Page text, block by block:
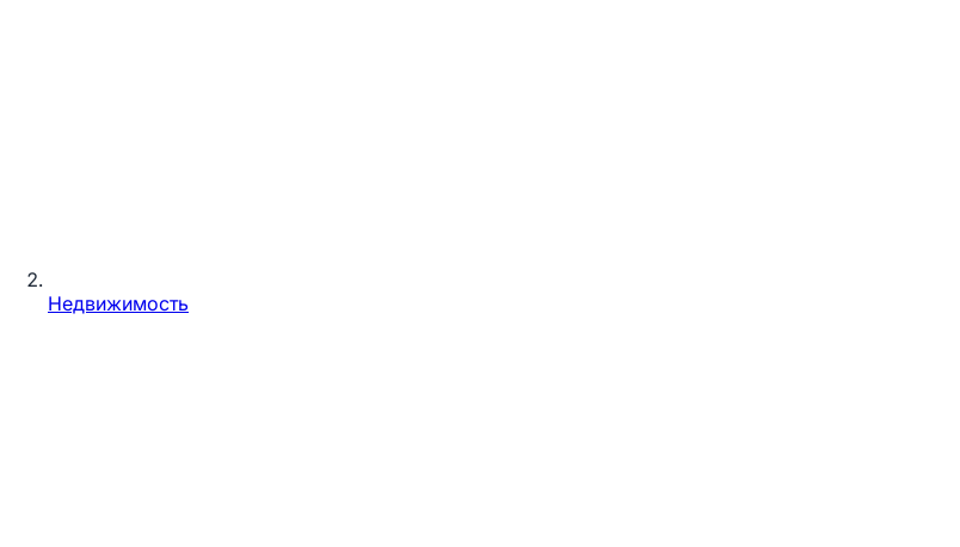
Недвижимость